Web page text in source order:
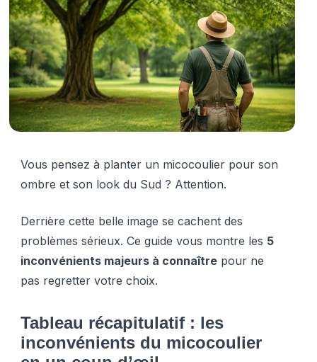
Vous pensez à planter un micocoulier pour son
ombre et son look du Sud ? Attention.
Derrière cette belle image se cachent des
problèmes sérieux. Ce guide vous montre les 5
inconvénients majeurs à connaître pour ne
pas regretter votre choix.
Tableau récapitulatif : les
inconvénients du micocoulier